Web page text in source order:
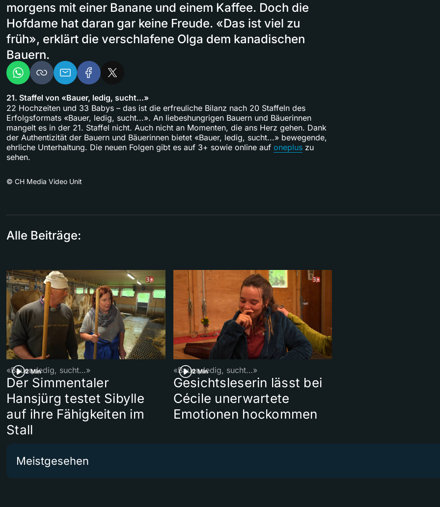
morgens mit einer Banane und einem Kaffee. Doch die
Hofdame hat daran gar keine Freude. «Das ist viel zu
früh», erklärt die verschlafene Olga dem kanadischen
Bauern.
21. Staffel von «Bauer, ledig, sucht...»
22 Hochzeiten und 33 Babys – das ist die erfreuliche Bilanz nach 20 Staffeln des
Erfolgsformats «Bauer, ledig, sucht...». An liebeshungrigen Bauern und Bäuerinnen
mangelt es in der 21. Staffel nicht. Auch nicht an Momenten, die ans Herz gehen. Dank
der Authentizität der Bauern und Bäuerinnen bietet «Bauer, ledig, sucht...» bewegende,
ehrliche Unterhaltung. Die neuen Folgen gibt es auf 3+ sowie online auf oneplus zu
sehen.
© CH Media Video Unit
Alle Beiträge:
2 Min
«Bauer, ledig, sucht…»
Der Simmentaler
Hansjürg testet Sibylle
auf ihre Fähigkeiten im
Stall
2 Min
«Bauer, ledig, sucht…»
Gesichtsleserin lässt bei
Cécile unerwartete
Emotionen hockommen
Meistgesehen